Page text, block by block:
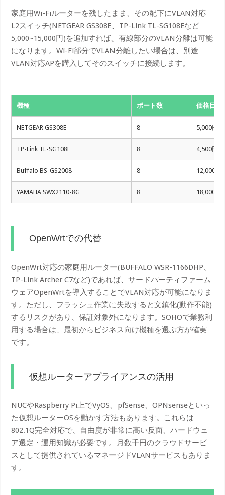
家庭用Wi-Fiルーターを残したまま、その配下にVLAN対応
L2スイッチ(NETGEAR GS308E、TP-Link TL-SG108Eなど
5,000~15,000円)を追加すれば、有線部分のVLAN分離は可能
になります。Wi-Fi部分でVLAN分離したい場合は、別途
VLAN対応APを購入してそのスイッチに接続します。
機種 ポート数 価格目安
NETGEAR GS308E 8 5,000円
TP-Link TL-SG108E 8 4,500円
Buffalo BS-GS2008 8 12,000円
YAMAHA SWX2110-8G 8 18,000円
OpenWrtでの代替
OpenWrt対応の家庭用ルーター(BUFFALO WSR-1166DHP、
TP-Link Archer C7など)であれば、サードパーティファーム
ウェアOpenWrtを導入することでVLAN対応が可能になりま
す。ただし、フラッシュ作業に失敗すると文鎮化(動作不能)
するリスクがあり、保証対象外になります。SOHOで業務利
用する場合は、最初からビジネス向け機種を選ぶ方が確実
です。
仮想ルーターアプライアンスの活用
NUCやRaspberry Pi上でVyOS、pfSense、OPNsenseといっ
た仮想ルーターOSを動かす方法もあります。これらは
802.1Q完全対応で、自由度が非常に高い反面、ハードウェ
ア選定・運用知識が必要です。月数千円のクラウドサービ
スとして提供されているマネージドVLANサービスもありま
す。